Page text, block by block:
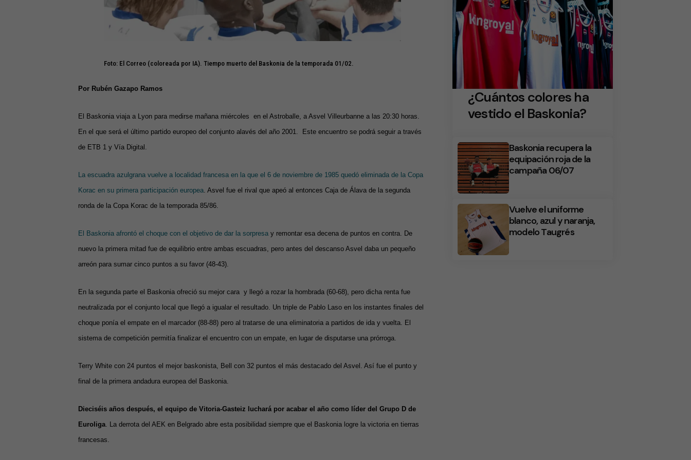
Foto: El Correo (coloreada por IA). Tiempo muerto del Baskonia de la temporada 01/02.
Por Rubén Gazapo Ramos
El Baskonia viaja a Lyon para medirse mañana miércoles en el Astroballe, a Asvel Villeurbanne a las 20:30 horas.
En el que será el último partido europeo del conjunto alavés del año 2001. Este encuentro se podrá seguir a través
de ETB 1 y Vía Digital.
La escuadra azulgrana vuelve a localidad francesa en la que el 6 de noviembre de 1985 quedó eliminada de la Copa
Korac en su primera participación europea. Asvel fue el rival que apeó al entonces Caja de Álava de la segunda
ronda de la Copa Korac de la temporada 85/86.
El Baskonia afrontó el choque con el objetivo de dar la sorpresa y remontar esa decena de puntos en contra. De
nuevo la primera mitad fue de equilibrio entre ambas escuadras, pero antes del descanso Asvel daba un pequeño
arreón para sumar cinco puntos a su favor (48-43).
En la segunda parte el Baskonia ofreció su mejor cara y llegó a rozar la hombrada (60-68), pero dicha renta fue
neutralizada por el conjunto local que llegó a igualar el resultado. Un triple de Pablo Laso en los instantes finales del
choque ponía el empate en el marcador (88-88) pero al tratarse de una eliminatoria a partidos de ida y vuelta. El
sistema de competición permitía finalizar el encuentro con un empate, en lugar de disputarse una prórroga.
Terry White con 24 puntos el mejor baskonista, Bell con 32 puntos el más destacado del Asvel. Así fue el punto y
final de la primera andadura europea del Baskonia.
Dieciséis años después, el equipo de Vitoria-Gasteiz luchará por acabar el año como líder del Grupo D de
Euroliga. La derrota del AEK en Belgrado abre esta posibilidad siempre que el Baskonia logre la victoria en tierras
francesas.
¿Cuántos colores ha
vestido el Baskonia?
Baskonia recupera la
equipación roja de la
campaña 06/07
Vuelve el uniforme
blanco, azul y naranja,
modelo Taugrés